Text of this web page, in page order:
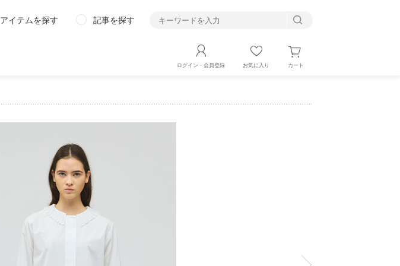
アイテムを探す 記事を探す
ログイン・会員登録 お気に入り カート